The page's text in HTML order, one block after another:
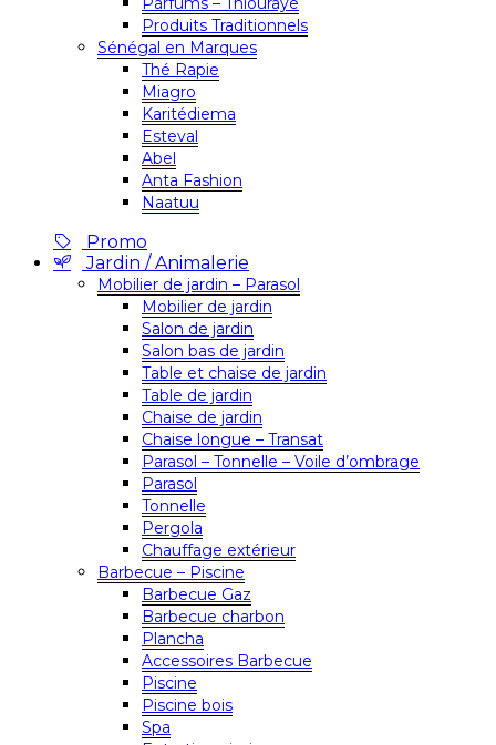
Produits Traditionnels
Sénégal en Marques
Thé Rapie
Miagro
Karitédiema
Esteval
Abel
Anta Fashion
Naatuu
Promo
Jardin / Animalerie
Mobilier de jardin – Parasol
Mobilier de jardin
Salon de jardin
Salon bas de jardin
Table et chaise de jardin
Table de jardin
Chaise de jardin
Chaise longue – Transat
Parasol – Tonnelle – Voile d’ombrage
Parasol
Tonnelle
Pergola
Chauffage extérieur
Barbecue – Piscine
Barbecue Gaz
Barbecue charbon
Plancha
Accessoires Barbecue
Piscine
Piscine bois
Spa